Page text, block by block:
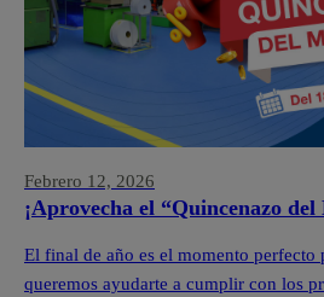
Febrero 12, 2026
¡Aprovecha el “Quincenazo
El final de año es el momento
queremos ayudarte a cumplir con los